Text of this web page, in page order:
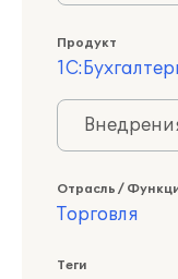
Продукт
Отрасль /
Торговля
Теги